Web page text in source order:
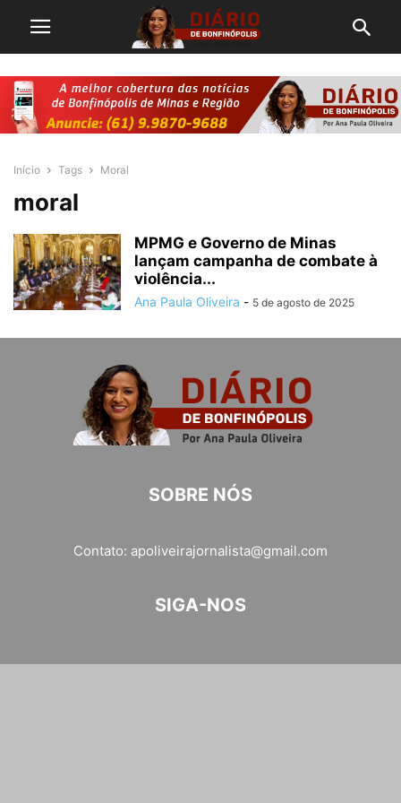
Início Tags Moral
moral
MPMG e Governo de Minas
lançam campanha de combate à
violência...
Ana Paula Oliveira - 5 de agosto de 2025
SOBRE NÓS
Contato: apoliveirajornalista@gmail.com
SIGA-NOS